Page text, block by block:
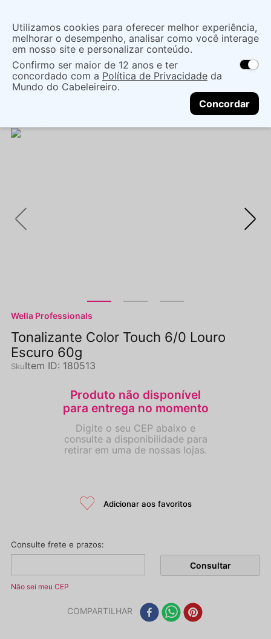
localização
As ofertas e opções de entrega variam de
acordo com a região.Não sei meu CEP
CONTINUAR
O que você procura?
Coloração
Marcas de Salão
TONALIZANTE COLOR
Wella Professionals
Tonalizante Color Touch 6/0 Louro
Escuro 60g
Item ID: 180513
Não sei meu CEP
COMPARTILHAR
Utilizamos cookies para oferecer melhor experiência,
melhorar o desempenho, analisar como você interage
em nosso site e personalizar conteúdo.
Confirmo ser maior de 12 anos e ter
concordado com a Política de Privacidade da
Mundo do Cabeleireiro.
Concordar